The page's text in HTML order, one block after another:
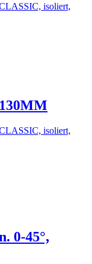
isoliert,
isoliert,
0-45°,